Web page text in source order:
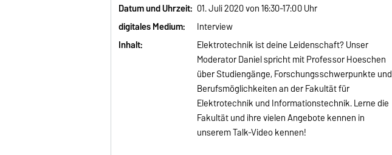
Datum und Uhrzeit: 01. Juli 2020 von 16:30-17:00 Uhr
digitales Medium:
Interview
Inhalt:
Elektrotechnik ist deine Leidenschaft? Unser
Moderator Daniel spricht mit Professor Hoeschen
über Studiengänge, Forschungsschwerpunkte und
Berufsmöglichkeiten an der Fakultät für
Elektrotechnik und Informationstechnik. Lerne die
Fakultät und ihre vielen Angebote kennen in
unserem Talk-Video kennen!